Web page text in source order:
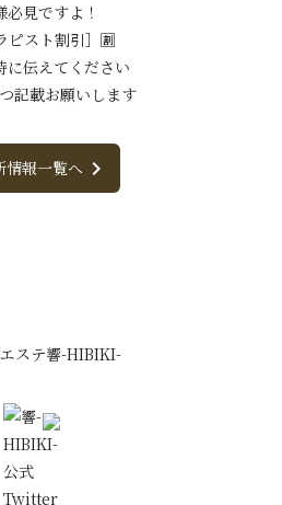
見ですよ！
ピスト割引］🈹
に伝えてください
記載お願いします
情報一覧へ chevron_right